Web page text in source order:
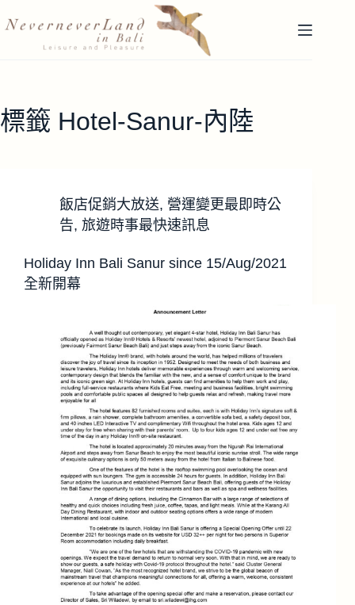
至
容
標籤 Hotel-Sanur-內陸
飯店促銷大放送, 營運變更最即時公
告, 旅遊時事最快速訊息
Holiday Inn Bali Sanur since 15/Aug/2021
全新開幕